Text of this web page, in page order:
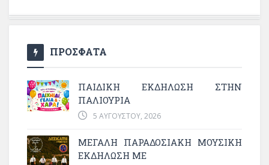
ΠΡΟΣΦΑΤΑ
ΠΑΙΔΙΚΗ ΕΚΔΗΛΩΣΗ ΣΤΗΝ
ΠΑΛΙΟΥΡΙΑ
5 ΑΥΓΟΎΣΤΟΥ, 2026
ΜΕΓΆΛΗ ΠΑΡΑΔΟΣΙΑΚΉ ΜΟΥΣΙΚΉ
ΕΚΔΉΛΩΣΗ ΜΕ